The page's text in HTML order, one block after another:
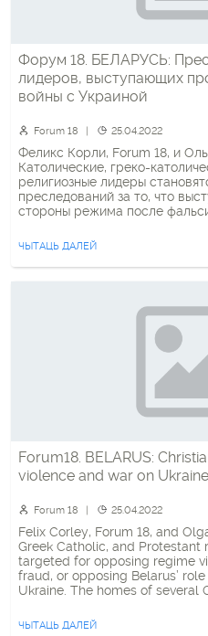
Форум 18. БЕЛАРУСЬ:
лидеров, выступающих
войны с Украиной
Forum 18 25.04.2022
Феликс Корли, Forum 18, и
Католические, греко-
религиозные лидеры
преследований за то, что
стороны режима после
конце марта 2022 года в
священников прошли обыски.
ЧЫТАЦЬ ДАЛЕЙ
Forum18. BELARUS:
violence and war on
Forum 18 25.04.2022
Felix Corley, Forum 18, and
Greek Catholic, and Protestant
targeted for opposing regime
fraud, or opposing Belarus’
Ukraine. The homes of
ЧЫТАЦЬ ДАЛЕЙ